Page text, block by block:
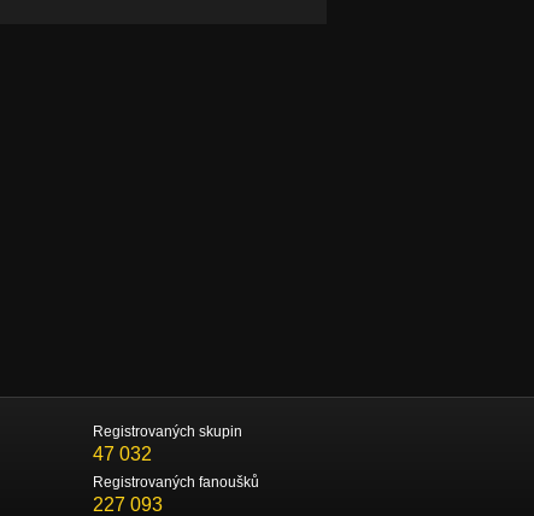
Registrovaných skupin
47 032
Registrovaných fanoušků
227 093